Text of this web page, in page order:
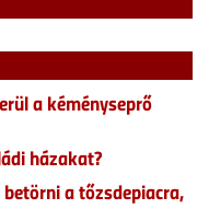
a kéményseprő
házakat?
a tőzsdepiacra,